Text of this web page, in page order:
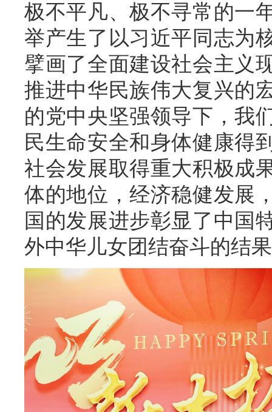
极不平凡、极不寻常的一
举产生了以习近平同志为
擘画了全面建设社会主义
推进中华民族伟大复兴的
的党中央坚强领导下，我
民生命安全和身体健康得
社会发展取得重大积极成
体的地位，经济稳健发展
国的发展进步彰显了中国
外中华儿女团结奋斗的结